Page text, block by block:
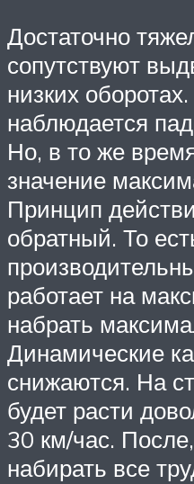
Достаточно
сопутствуют
низких
наблюдается
Но, в то же
значение
Принцип
обратный. То
работает на
набрать
Динамические
снижаются. На
будет расти
30 км/час.
набирать все